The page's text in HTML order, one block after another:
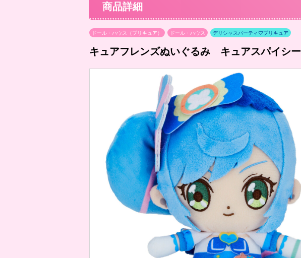
商品詳細
ドール・ハウス（プリキュア） ドール・ハウス デリシャスパーティ♡プリキュア
キュアフレンズぬいぐるみ キュアスパイシー